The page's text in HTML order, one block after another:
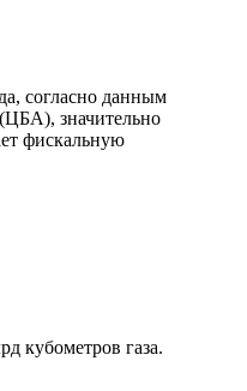
согласно данным
значительно
фискальную
кубометров газа.